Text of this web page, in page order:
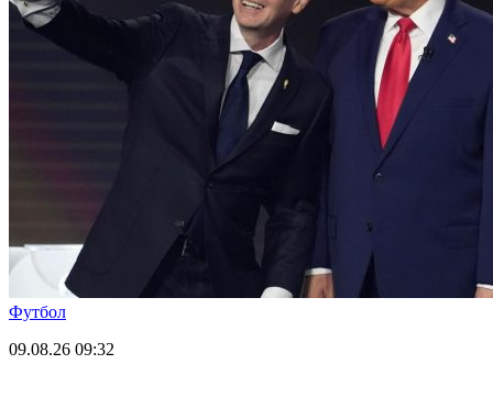
Футбол
09.08.26 09:32